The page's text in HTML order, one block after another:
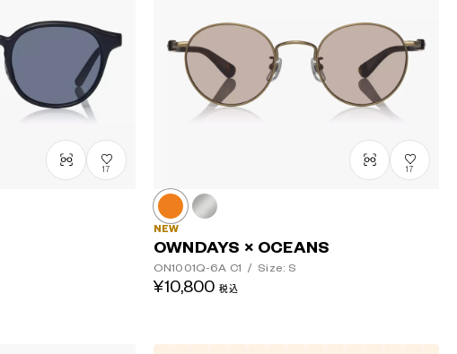
17 17
NEW
OWNDAYS × OCEANS
ON1001Q-6A C1 / Size: S
¥10,800 税込